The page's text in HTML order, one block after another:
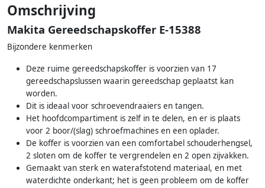
Omschrijving
Makita Gereedschapskoffer E-15388
Bijzondere kenmerken
Deze ruime gereedschapskoffer is voorzien van 17
gereedschapslussen waarin gereedschap geplaatst kan
worden.
Dit is ideaal voor schroevendraaiers en tangen.
Het hoofdcompartiment is zelf in te delen, en er is plaats
voor 2 boor/(slag) schroefmachines en een oplader.
De koffer is voorzien van een comfortabel schouderhengsel,
2 sloten om de koffer te vergrendelen en 2 open zijvakken.
Gemaakt van sterk en waterafstotend materiaal, en met
waterdichte onderkant; het is geen probleem om de koffer